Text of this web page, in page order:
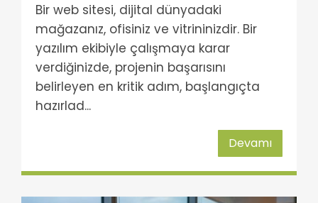
Bir web sitesi, dijital dünyadaki
mağazanız, ofisiniz ve vitrininizdir. Bir
yazılım ekibiyle çalışmaya karar
verdiğinizde, projenin başarısını
belirleyen en kritik adım, başlangıçta
hazırlad...
Devamı